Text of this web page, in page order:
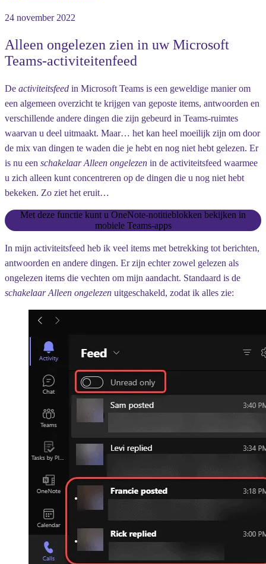
24 november 2022
Alleen ongelezen zien in uw Microsoft
Teams-activiteitenfeed
De activiteitsfeed in Microsoft Teams is een geweldige manier om
een algemeen overzicht te krijgen van geposte items, antwoorden en
verschillende andere dingen die zijn gebeurd in Teams-ruimtes
waarvan u deel uitmaakt. Maar… het kan heel moeilijk zijn om door
de mix van dingen te waden die je hebt en nog niet hebt gelezen. Er
is nu een schakelaar Alleen ongelezen in de activiteitsfeed waarmee
u zich alleen kunt concentreren op de dingen die u nog niet hebt
bekeken. Zo ziet het eruit…
Met deze functie kunt u OneNote-notitieblokken bekijken in
mobiele Teams-apps
In mijn activiteitsfeed heb ik veel items met betrekking tot berichten,
antwoorden en andere dingen. Er zijn echter zowel gelezen als
ongelezen items die vechten om mijn aandacht. Standaard is de
schakelaar Alleen ongelezen uitgeschakeld, zodat ik alles zie: